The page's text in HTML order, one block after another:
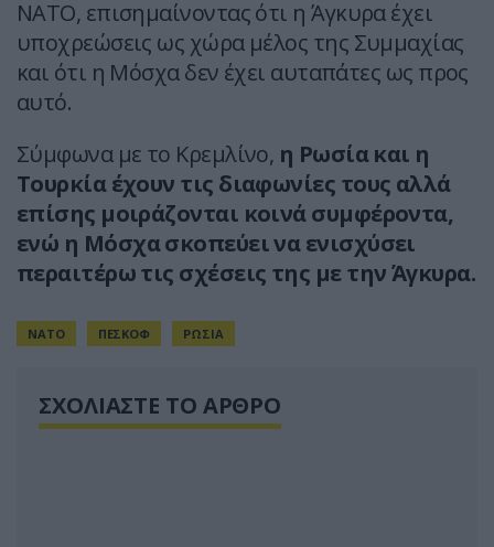
ΝΑΤΟ, επισημαίνοντας ότι η Άγκυρα έχει
υποχρεώσεις ως χώρα μέλος της Συμμαχίας
και ότι η Μόσχα δεν έχει αυταπάτες ως προς
αυτό.
Σύμφωνα με το Κρεμλίνο, η Ρωσία και η
Τουρκία έχουν τις διαφωνίες τους αλλά
επίσης μοιράζονται κοινά συμφέροντα,
ενώ η Μόσχα σκοπεύει να ενισχύσει
περαιτέρω τις σχέσεις της με την Άγκυρα.
ΝΑΤΟ ΠΕΣΚΟΦ ΡΩΣΙΑ
ΣΧΟΛΙΑΣΤΕ ΤΟ ΑΡΘΡΟ